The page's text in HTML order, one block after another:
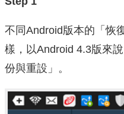
不同Android版本的「恢
樣，以Android 4.3版來
份與重設」。